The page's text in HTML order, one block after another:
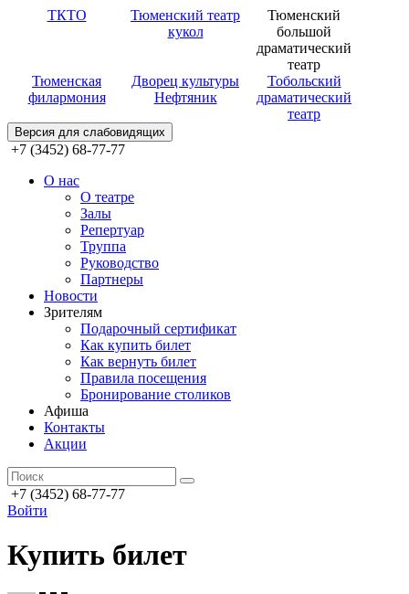
ТКТО
Тюменский театр
кукол
Тюменский
большой
драматический
театр
Тюменская
филармония
Дворец культуры
Нефтяник
Тобольский
драматический
театр
Версия для слабовидящих
+7 (3452) 68-77-77
О нас
О театре
Залы
Репертуар
Труппа
Руководство
Партнеры
Новости
Зрителям
Подарочный сертификат
Как купить билет
Как вернуть билет
Правила посещения
Бронирование столиков
Афиша
Контакты
Акции
+7 (3452) 68-77-77
Войти
Купить билет